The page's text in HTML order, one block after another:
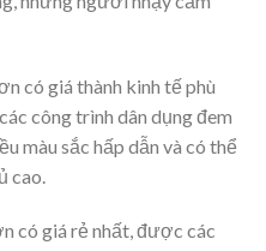
có giá thành kinh tế phù
công trình dân dụng đem
màu sắc hấp dẫn và có thể
cao.
có giá rẻ nhất, được các